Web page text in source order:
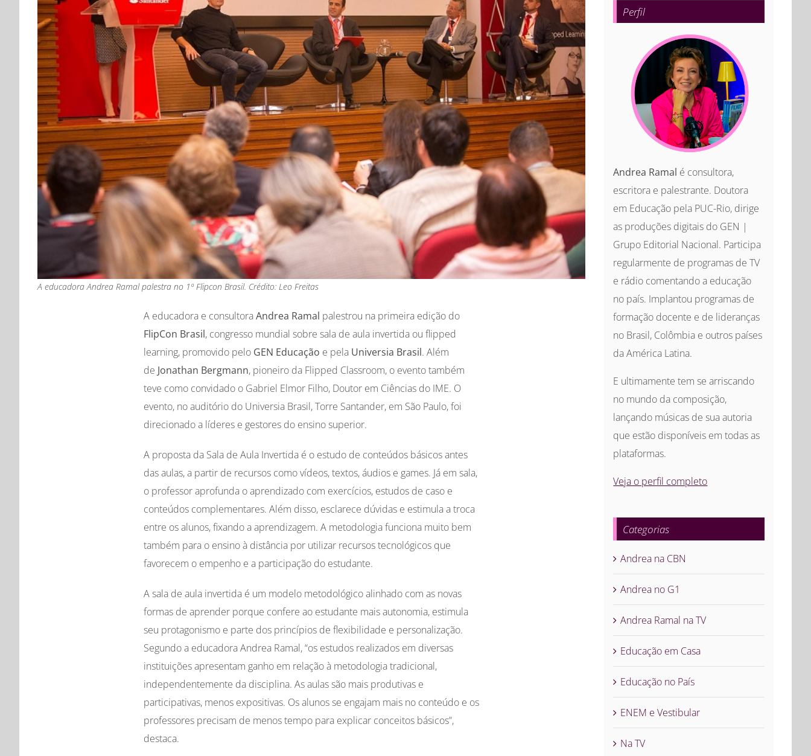
A educadora Andrea Ramal palestra no 1º Flipcon Brasil. Crédito: Leo Freitas
A educadora e consultoraAndrea Ramal palestrou na primeira edição do
FlipCon Brasil, congresso mundial sobre sala de aula invertida ou flipped
learning, promovido pelo GEN Educação e pelaUniversia Brasil. Além
de Jonathan Bergmann, pioneiro da Flipped Classroom, o evento também
teve como convidado o Gabriel Elmor Filho, Doutor em Ciências do IME. O
evento, no auditório do Universia Brasil, Torre Santander, em São Paulo, foi
direcionado a líderes e gestores do ensino superior.
A proposta da Sala de Aula Invertida é o estudo de conteúdos básicos antes
das aulas, a partir de recursos como vídeos, textos, áudios e games. Já em sala,
o professor aprofunda o aprendizado com exercícios, estudos de caso e
conteúdos complementares. Além disso, esclarece dúvidas e estimula a troca
entre os alunos, fixando a aprendizagem. A metodologia funciona muito bem
também para o ensino à distância por utilizar recursos tecnológicos que
favorecem o empenho e a participação do estudante.
A sala de aula invertida é um modelo metodológico alinhado com as novas
formas de aprender porque confere ao estudante mais autonomia, estimula
seu protagonismo e parte dos princípios de flexibilidade e personalização.
Segundo a educadora Andrea Ramal, “os estudos realizados em diversas
instituições apresentam ganho em relação à metodologia tradicional,
independentemente da disciplina. As aulas são mais produtivas e
participativas, menos expositivas. Os alunos se engajam mais no conteúdo e os
professores precisam de menos tempo para explicar conceitos básicos”,
destaca.
Perfil
Andrea Ramal é consultora,
escritora e palestrante. Doutora
em Educação pela PUC-Rio, dirige
as produções digitais do GEN |
Grupo Editorial Nacional. Participa
regularmente de programas de TV
e rádio comentando a educação
no país. Implantou programas de
formação docente e de lideranças
no Brasil, Colômbia e outros países
da América Latina.
E ultimamente tem se arriscando
no mundo da composição,
lançando músicas de sua autoria
que estão disponíveis em todas as
plataformas.
Veja o perfil completo
Categorias
Andrea na CBN
Andrea no G1
Andrea Ramal na TV
Educação em Casa
Educação no País
ENEM e Vestibular
Na TV